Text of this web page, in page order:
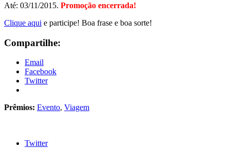
Até: 03/11/2015. Promoção encerrada!
Clique aqui e participe! Boa frase e boa sorte!
Compartilhe:
Email
Facebook
Twitter
Prêmios: Evento, Viagem
Twitter